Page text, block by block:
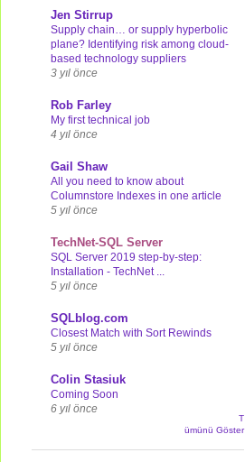
Jen Stirrup
Supply chain… or supply hyperbolic
plane? Identifying risk among cloud-
based technology suppliers
3 yıl önce
Rob Farley
My first technical job
4 yıl önce
Gail Shaw
All you need to know about
Columnstore Indexes in one article
5 yıl önce
TechNet-SQL Server
SQL Server 2019 step-by-step:
Installation - TechNet ...
5 yıl önce
SQLblog.com
Closest Match with Sort Rewinds
5 yıl önce
Colin Stasiuk
Coming Soon
6 yıl önce
T
ümünü Göster